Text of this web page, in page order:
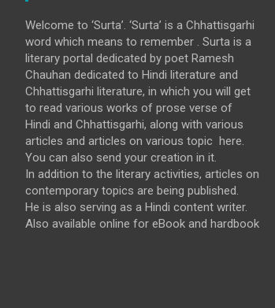
Welcome to ‘Surta’. ‘Surta’ is a Chhattisgarhi
word which means to remember . Surta is a
literary portal dedicated by poet Ramesh
Chauhan dedicated to Hindi literature and
Chhattisgarhi literature, in which you will get
to read various works of prose verse of
Hindi and Chhattisgarhi, along with various
articles and articles on various topic here.
You can also send your creation in it.
In addition to the literary activities, articles on
contemporary topics are being published.
He is also serving as a Hindi content writer.
Also available online for eBook and hardbook